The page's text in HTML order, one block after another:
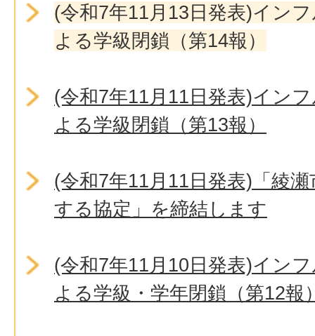
(令和7年11月13日発表)イン
よる学級閉鎖（第14報）
(令和7年11月11日発表)イン
よる学級閉鎖（第13報）
(令和7年11月11日発表)「綾
する協定」を締結します
(令和7年11月10日発表)イン
よる学級・学年閉鎖（第12報